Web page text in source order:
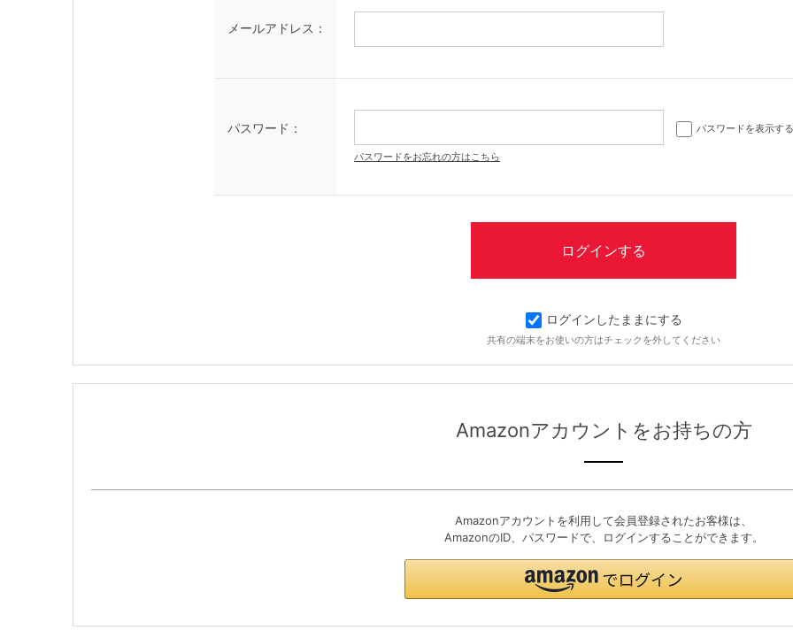
メールアドレス：
パスワード： パスワードを表示する
パスワードをお忘れの方はこちら
ログインしたままにする
共有の端末をお使いの方はチェックを外してください
Amazonアカウントをお持ちの方
Amazonアカウントを利用して会員登録されたお客様は、
AmazonのID、パスワードで、ログインすることができます。